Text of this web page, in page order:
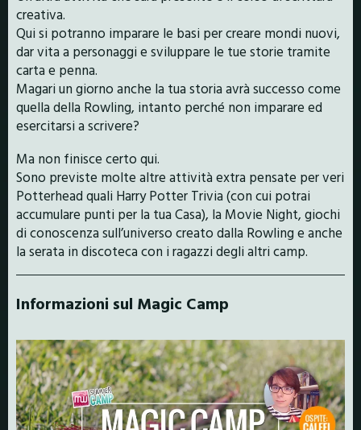
creativa.
Qui si potranno imparare le basi per creare mondi nuovi,
dar vita a personaggi e sviluppare le tue storie tramite
carta e penna.
Magari un giorno anche la tua storia avrà successo come
quella della Rowling, intanto perché non imparare ed
esercitarsi a scrivere?
Ma non finisce certo qui.
Sono previste molte altre attività extra pensate per veri
Potterhead quali Harry Potter Trivia (con cui potrai
accumulare punti per la tua Casa), la Movie Night, giochi
di conoscenza sull’universo creato dalla Rowling e anche
la serata in discoteca con i ragazzi degli altri camp.
Informazioni sul Magic Camp